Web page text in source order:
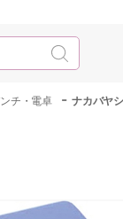
チ・電卓 - ナカバヤ